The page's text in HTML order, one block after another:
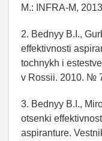
M.: INFRA-M,
2. Bednyy B.I.,
effektivnosti
tochnykh i
v Rossii. 2010. №
3. Bednyy B.I.,
otsenki
aspiranture.